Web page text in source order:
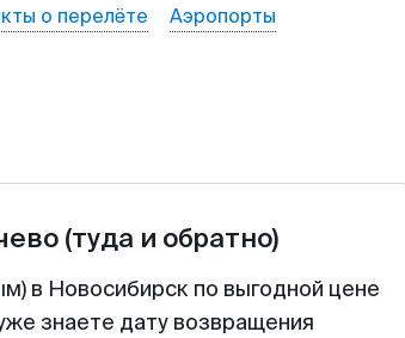
о перелёте Аэропорты
(туда и обратно)
в Новосибирск по выгодной цене
знаете дату возвращения